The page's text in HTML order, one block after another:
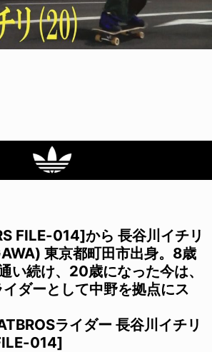
FILE-014]から 長谷川イチリ
東京都町田市出身。8歳
い続け、20歳になった今は、
ダーとして中野を拠点にス
ライダー 長谷川イチリ
014]